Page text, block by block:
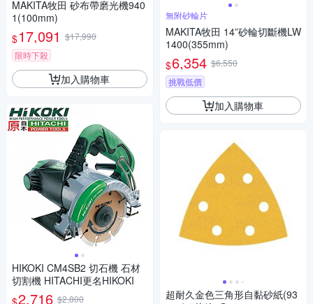
MAKITA牧田 砂布帶磨光機940
1(100mm)
$17,091 $17,990
限時下殺
加入購物車
HIKOKI CM4SB2 切石機 石材
切割機 HITACHI更名HIKOKI
2,716 $2,800
無附砂輪片
MAKITA牧田 14”砂輪切斷機LW
1400(355mm)
$6,354 $6,550
挑戰低價
加入購物車
超耐久金色三角形自黏砂紙(93